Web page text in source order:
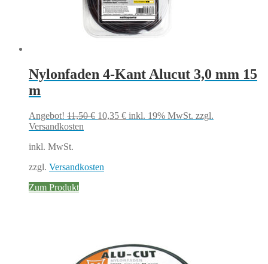
Nylonfaden 4-Kant Alucut 3,0 mm 15
m
Angebot! 11,50€ Ursprünglicher
10,35 €Aktueller
inkl. 19% MwSt. zzgl.
Versandkosten
inkl. MwSt.
zzgl. Versandkosten
Zum Produkt